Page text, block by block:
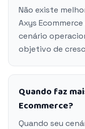
Não existe
Axys
cenário
objetivo de
Quando faz
Ecommerce?
Quando seu